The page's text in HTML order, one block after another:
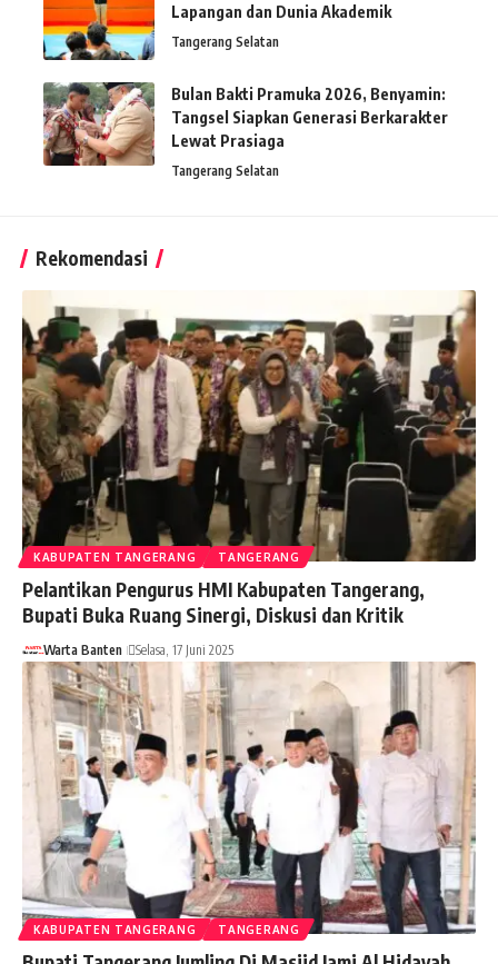
Lapangan dan Dunia Akademik
Tangerang Selatan
Bulan Bakti Pramuka 2026, Benyamin:
Tangsel Siapkan Generasi Berkarakter
Lewat Prasiaga
Tangerang Selatan
Rekomendasi
KABUPATEN TANGERANG TANGERANG
Pelantikan Pengurus HMI Kabupaten Tangerang,
Bupati Buka Ruang Sinergi, Diskusi dan Kritik
Warta Banten Selasa, 17 Juni 2025
KABUPATEN TANGERANG TANGERANG